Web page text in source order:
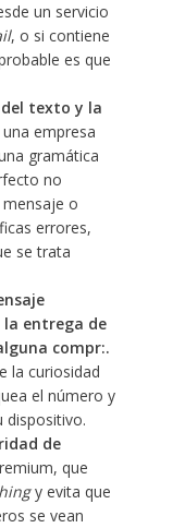
un servicio
, o si contiene
es que
texto y la
empresa
gramática
no
o
errores,
se trata
entrega de
compr:.
la curiosidad
el número y
dispositivo.
de
que
y evita que
se vean